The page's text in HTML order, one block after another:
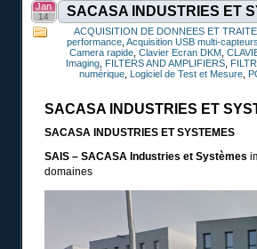
SACASA INDUSTRIES ET
Jan
14
ACQUISITION DE DONNEES ET
performance Acquisition USB multi-capteurs
Camera rapide Clavier Ecran DKM
Imaging
FILTERS AND AMPLIFIERS
numérique
Logiciel de Test et Mesure
SACASA INDUSTRIES ET
SACASA INDUSTRIES ET SYSTEMES
SAIS – SACASA Industries et Systèmes
domaines